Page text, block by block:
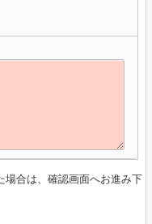
場合は、確認画面へお進み下